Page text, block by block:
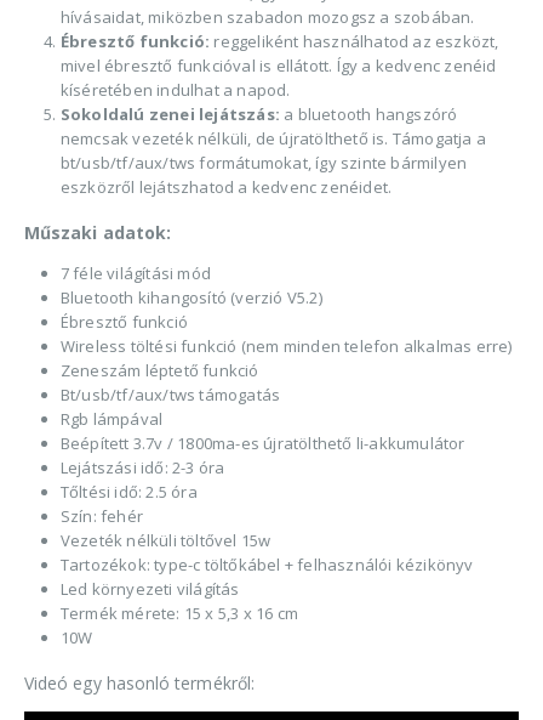
hívásaidat, miközben szabadon mozogsz a szobában.
Ébresztő funkció: reggeliként használhatod az eszközt,
mivel ébresztő funkcióval is ellátott. Így a kedvenc zenéid
kíséretében indulhat a napod.
Sokoldalú zenei lejátszás: a bluetooth hangszóró
nemcsak vezeték nélküli, de újratölthető is. Támogatja a
bt/usb/tf/aux/tws formátumokat, így szinte bármilyen
eszközről lejátszhatod a kedvenc zenéidet.
Műszaki adatok:
7 féle világítási mód
Bluetooth kihangosító (verzió V5.2)
Ébresztő funkció
Wireless töltési funkció (nem minden telefon alkalmas erre)
Zeneszám léptető funkció
Bt/usb/tf/aux/tws támogatás
Rgb lámpával
Beépített 3.7v / 1800ma-es újratölthető li-akkumulátor
Lejátszási idő: 2-3 óra
Tőltési idő: 2.5 óra
Szín: fehér
Vezeték nélküli töltővel 15w
Tartozékok: type-c töltőkábel + felhasználói kézikönyv
Led környezeti világítás
Termék mérete: 15 x 5,3 x 16 cm
10W
Videó egy hasonló termékről: